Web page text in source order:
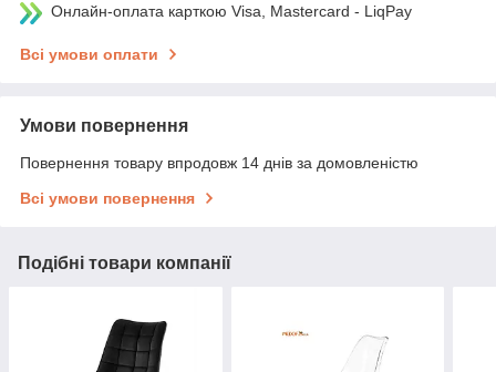
Онлайн-оплата карткою Visa, Mastercard - LiqPay
Всі умови оплати
Умови повернення
Повернення товару впродовж 14 днів за домовленістю
Всі умови повернення
Подібні товари компанії